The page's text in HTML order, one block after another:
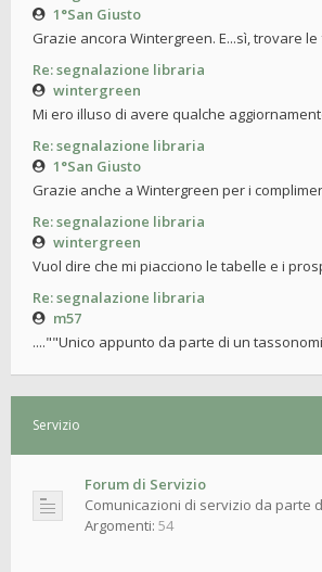
1°San Giusto
Grazie ancora Wintergreen. E...sì, trovare
Re: segnalazione libraria
wintergreen
Mi ero illuso di avere qualche
Re: segnalazione libraria
1°San Giusto
Grazie anche a Wintergreen per i
Re: segnalazione libraria
wintergreen
Vuol dire che mi piacciono le tabelle e i
Re: segnalazione libraria
m57
....""Unico appunto da parte di un
Servizio
Forum di Servizio
Comunicazioni di servizio da parte
Argomenti: 54